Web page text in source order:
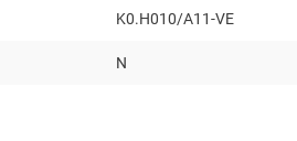
K0.H010/A11-VE
N